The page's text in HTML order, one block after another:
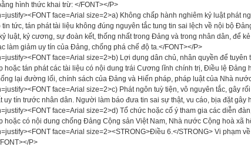
hình thức khai trừ: </FONT></P>
face=Arial size=2>a) Không chấp hành nghiêm kỷ luật phát
tin tức, tán phát tài liệu không đúng nguyên tắc tung tin sai lệch về nội bộ
luật, kỷ cương, sự đoàn kết, thống nhất trong Đảng và trong nhân dân, để
làm giảm uy tín của Đảng, chống phá chế độ ta.</FONT></P>
face=Arial size=2>b) Lợi dụng dân chủ, nhân quyền để
hoặc tán phát các tài liệu có nội dung trái Cương lĩnh chính trị, Điều lệ Đảng
lại đường lối, chính sách của Đảng và Hiến pháp, pháp luật của Nhà
face=Arial size=2>c) Phát ngôn tuỳ tiện, vô nguyên tắc, gây
uy tín trước nhân dân. Người làm báo đưa tin sai sự thật, vu cáo, bịa đặt gây
face=Arial size=2>d) Tổ chức hoặc cố ý tham gia các diễn
hoặc có nội dung chống Đảng Cộng sản Việt Nam, Nhà nước Cộng hoà xã
face=Arial size=2><STRONG>Điều 6.</STRONG> Vi phạm
P>